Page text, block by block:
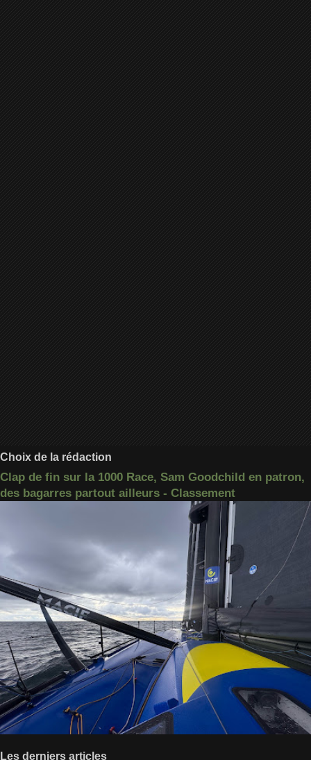
Choix de la rédaction
Clap de fin sur la 1000 Race, Sam Goodchild en patron,
des bagarres partout ailleurs - Classement
Les derniers articles